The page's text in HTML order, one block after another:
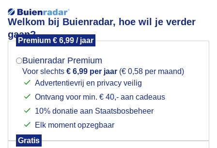
Welkom bij Buienradar, hoe wil je verder
gaan?
Premium € 6,99 / jaar
Buienradar Premium
Voor slechts € 6,99 per jaar (€ 0,58 per maand)
Advertentievrij en privacy veilig
Ontvang voor min. € 40,- aan cadeaus
10% donatie aan Staatsbosbeheer
Elk moment opzegbaar
Gratis
Strak blauwe lucht
Mogen we je locatie gebruiken voor het
Indien je hier nog geen akkoord op hebt gegeven,
verschijnt er zo een pop-up uit je browser waarin
Is goed, toon de popup